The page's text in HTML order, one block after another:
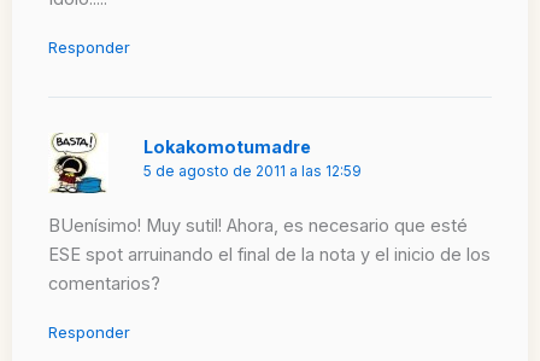
Responder
Lokakomotumadre
5 de agosto de 2011 a las 12:59
BUenísimo! Muy sutil! Ahora, es necesario que esté
ESE spot arruinando el final de la nota y el inicio de los
comentarios?
Responder